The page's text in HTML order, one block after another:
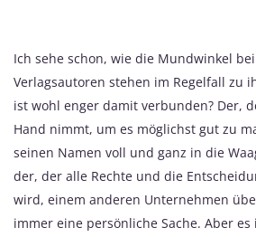
Ich sehe schon, wie die Mundwinkel
Verlagsautoren stehen im Regelfall zu
ist wohl enger damit verbunden? Der,
Hand nimmt, um es möglichst gut zu
seinen Namen voll und ganz in die
der, der alle Rechte und die
wird, einem anderen Unternehmen
immer eine persönliche Sache. Aber